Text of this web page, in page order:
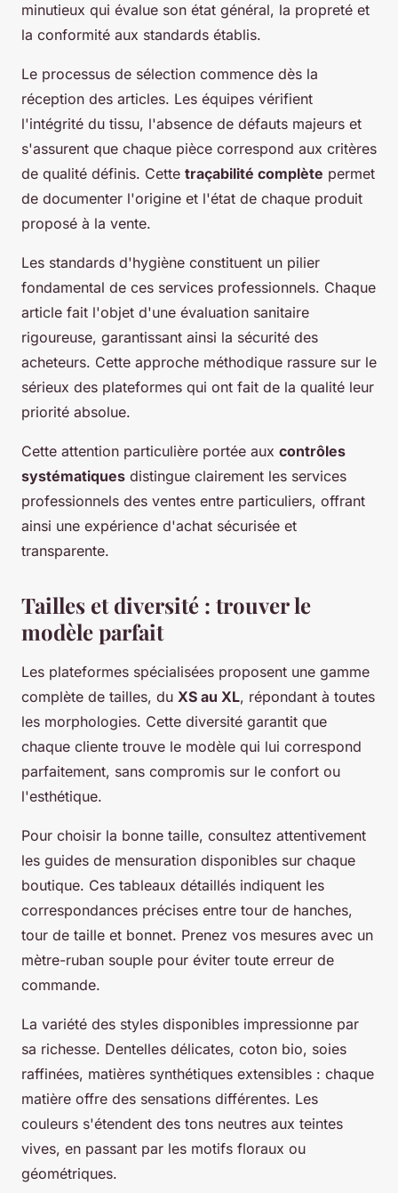
minutieux qui évalue son état général, la propreté et
la conformité aux standards établis.
Le processus de sélection commence dès la
réception des articles. Les équipes vérifient
l'intégrité du tissu, l'absence de défauts majeurs et
s'assurent que chaque pièce correspond aux critères
de qualité définis. Cette traçabilité complète permet
de documenter l'origine et l'état de chaque produit
proposé à la vente.
Les standards d'hygiène constituent un pilier
fondamental de ces services professionnels. Chaque
article fait l'objet d'une évaluation sanitaire
rigoureuse, garantissant ainsi la sécurité des
acheteurs. Cette approche méthodique rassure sur le
sérieux des plateformes qui ont fait de la qualité leur
priorité absolue.
Cette attention particulière portée aux contrôles
systématiques distingue clairement les services
professionnels des ventes entre particuliers, offrant
ainsi une expérience d'achat sécurisée et
transparente.
Tailles et diversité : trouver le
modèle parfait
Les plateformes spécialisées proposent une gamme
complète de tailles, du XS au XL, répondant à toutes
les morphologies. Cette diversité garantit que
chaque cliente trouve le modèle qui lui correspond
parfaitement, sans compromis sur le confort ou
l'esthétique.
Pour choisir la bonne taille, consultez attentivement
les guides de mensuration disponibles sur chaque
boutique. Ces tableaux détaillés indiquent les
correspondances précises entre tour de hanches,
tour de taille et bonnet. Prenez vos mesures avec un
mètre-ruban souple pour éviter toute erreur de
commande.
La variété des styles disponibles impressionne par
sa richesse. Dentelles délicates, coton bio, soies
raffinées, matières synthétiques extensibles : chaque
matière offre des sensations différentes. Les
couleurs s'étendent des tons neutres aux teintes
vives, en passant par les motifs floraux ou
géométriques.